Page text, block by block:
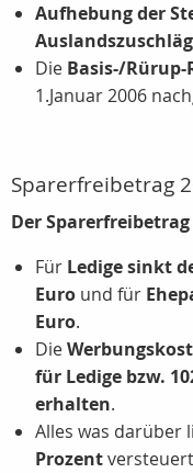
Aufhebung der
Die Basis-/Rürup-
1.Januar 2006
Sparerfreibetrag
Der
Für Ledige sinkt
Euro und für
Euro.
Die
für Ledige bzw.
erhalten.
Alles was darüber
Prozent